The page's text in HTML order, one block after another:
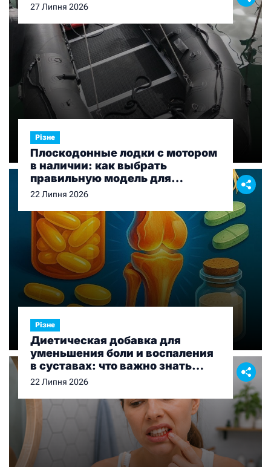
27 Липня 2026
Різне
Плоскодонные лодки с мотором
в наличии: как выбрать
правильную модель для
рыбалки и отдыха
22 Липня 2026
Різне
Диетическая добавка для
уменьшения боли и воспаления
в суставах: что важно знать
перед выбором
22 Липня 2026